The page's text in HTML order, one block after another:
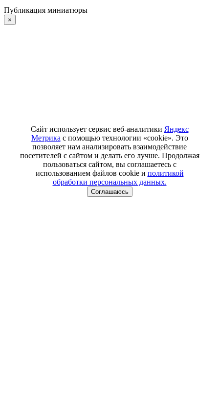
Публикация миниатюры
×
Сайт использует сервис веб-аналитики Яндекс
Метрика с помощью технологии «cookie». Это
позволяет нам анализировать взаимодействие
посетителей с сайтом и делать его лучше. Продолжая
пользоваться сайтом, вы соглашаетесь с
использованием файлов cookie и политикой
обработки персональных данных.
Соглашаюсь